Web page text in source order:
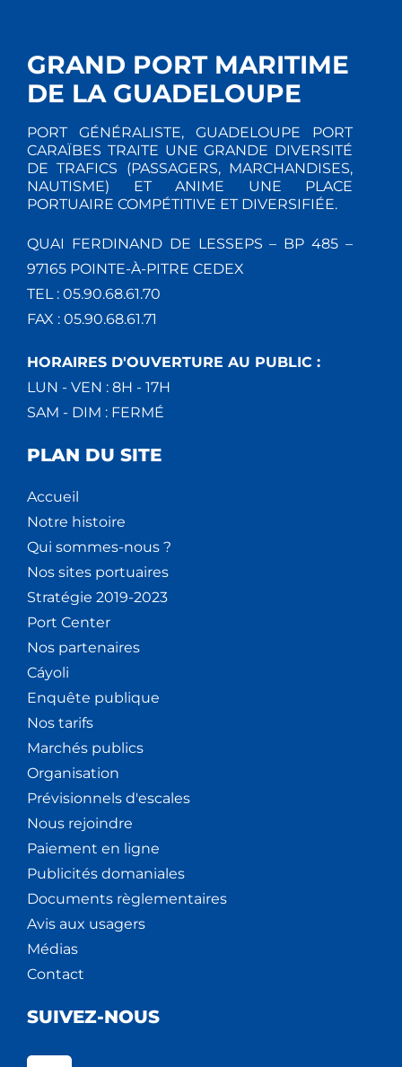
GRAND PORT MARITIME
DE LA GUADELOUPE
PORT GÉNÉRALISTE, GUADELOUPE PORT
CARAÏBES TRAITE UNE GRANDE DIVERSITÉ
DE TRAFICS (PASSAGERS, MARCHANDISES,
NAUTISME) ET ANIME UNE PLACE
PORTUAIRE COMPÉTITIVE ET DIVERSIFIÉE.
QUAI FERDINAND DE LESSEPS – BP 485 –
97165 POINTE-À-PITRE CEDEX
TEL : 05.90.68.61.70
FAX : 05.90.68.61.71
HORAIRES D'OUVERTURE AU PUBLIC :
LUN - VEN : 8H - 17H
SAM - DIM : FERMÉ
PLAN DU SITE
Accueil
Notre histoire
Qui sommes-nous ?
Nos sites portuaires
Stratégie 2019-2023
Port Center
Nos partenaires
Cáyoli
Enquête publique
Nos tarifs
Marchés publics
Organisation
Prévisionnels d'escales
Nous rejoindre
Paiement en ligne
Publicités domaniales
Documents règlementaires
Avis aux usagers
Médias
Contact
SUIVEZ-NOUS